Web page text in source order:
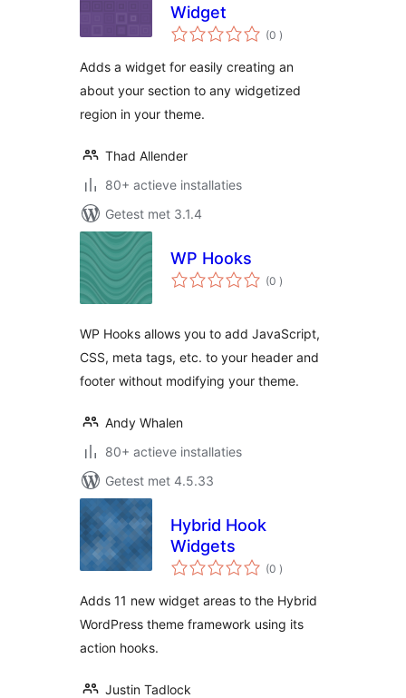
Widget
(0 aantal
beoordelingen
)
Adds a widget for easily creating an
about your section to any widgetized
region in your theme.
Thad Allender
80+ actieve installaties
Getest met 3.1.4
WP Hooks
(0 aantal
beoordelingen
)
WP Hooks allows you to add JavaScript,
CSS, meta tags, etc. to your header and
footer without modifying your theme.
Andy Whalen
80+ actieve installaties
Getest met 4.5.33
Hybrid Hook
Widgets
(0 aantal
beoordelingen
)
Adds 11 new widget areas to the Hybrid
WordPress theme framework using its
action hooks.
Justin Tadlock